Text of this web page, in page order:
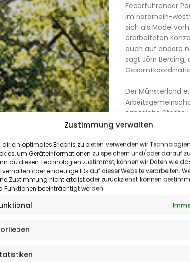
Zustimmung verwalten
dir ein optimales Erlebnis zu bieten, verwenden wir
um Geräteinformationen zu speichern und/oder darauf
du diesen Technologien zustimmst, können wir Daten wie
oder eindeutige IDs auf dieser Website verarbeiten.
Zustimmung nicht erteilst oder zurückziehst, können
Funktionen beeinträchtigt werden.
Aktuelles
&
Termine
Kultur
&
Federführender
im nordrhein-
sich als
erarbeiteten
auch auf andere
sagt Jörn Berding,
Der Münsterland
zahlreiche Städte
angehören und
Kofinanzierung
Projekt ist eine
der attraktiven
pro Wirtschaft
kümmert. Im
Harsewinkel über
und Verl bis zum
Stukenbrock, wo